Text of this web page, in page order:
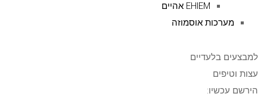
EHIEM אהיים
מערכות אוסמוזה
למבצעים בלעדיים
עצות וטיפים
הירשם עכשיו: